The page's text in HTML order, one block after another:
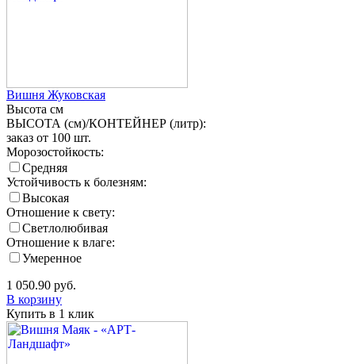
Вишня Жуковская
Высота см
ВЫСОТА (см)/КОНТЕЙНЕР (литр):
заказ от 100 шт.
Морозостойкость:
Средняя
Устойчивость к болезням:
Высокая
Отношение к свету:
Светлолюбивая
Отношение к влаге:
Умеренное
1 050.90 руб.
В корзину
Купить в 1 клик